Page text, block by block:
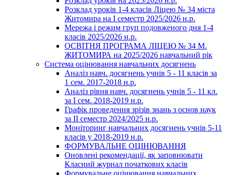
Розклад уроків 1-4 класів Ліцею № 34 міста
Житомира на І семестр 2025/2026 н.р.
Мережа і режим груп подовженого дня 1-4
класів 2025/2026 н.р.
ОСВІТНЯ ПРОГРАМА ЛІЦЕЮ № 34 М.
ЖИТОМИРА на 2025/2026 навчальний рік
Система оцінювання навчальних досягнень
Аналіз навч. досягнень учнів 5 - 11 класів за
1 сем. 2017-2018 н.р.
Аналіз рівня навч. досягнень учнів 5 - 11 кл.
за І сем. 2018-2019 н.р.
Графік проведення зрізів знань з основ наук
за ІІ семестр 2024/2025 н.р.
Моніторинг навчальних досягнень учнів 5-11
класів у 2018-2019 н.р.
ФОРМУВАЛЬНЕ ОЦІНЮВАННЯ
Оновлені рекомендації, як заповнювати
Класний журнал початкових класів
Формувальне оцінювання навчальних